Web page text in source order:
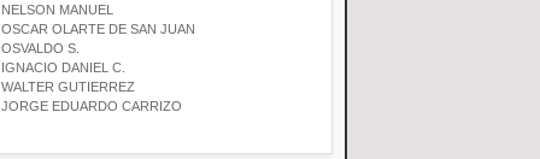
NELSON MANUEL
OSCAR OLARTE DE SAN JUAN
OSVALDO S.
IGNACIO DANIEL C.
WALTER GUTIERREZ
JORGE EDUARDO CARRIZO